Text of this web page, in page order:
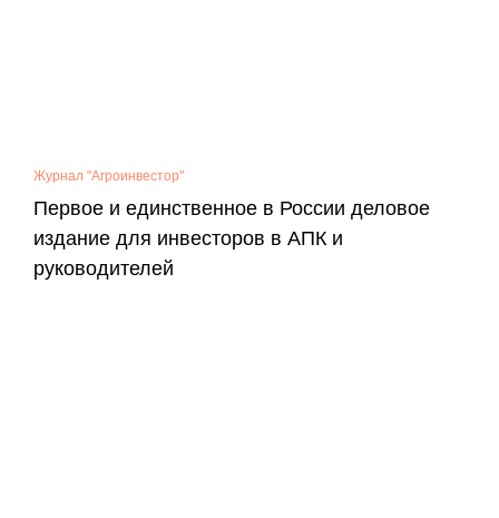
Журнал "Агроинвестор"
Первое и единственное в России деловое
издание для инвесторов в АПК и
руководителей